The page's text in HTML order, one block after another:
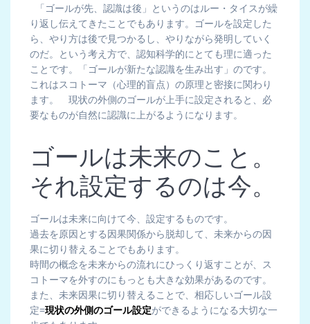
「ゴールが先、認識は後」というのはルー・タイスが繰
り返し伝えてきたことでもあります。ゴールを設定した
ら、やり方は後で見つかるし、やりながら発明していく
のだ。という考え方で、認知科学的にとても理に適った
ことです。「ゴールが新たな認識を生み出す」のです。
これはスコトーマ（心理的盲点）の原理と密接に関わり
ます。 現状の外側のゴールが上手に設定されると、必
要なものが自然に認識に上がるようになります。
ゴールは未来のこと。
それ設定するのは今。
ゴールは未来に向けて今、設定するものです。
過去を原因とする因果関係から脱却して、未来からの因
果に切り替えることでもあります。
時間の概念を未来からの流れにひっくり返すことが、ス
コトーマを外すのにもっとも大きな効果があるのです。
また、未来因果に切り替えることで、相応しいゴール設
定=現状の外側のゴール設定ができるようになる大切な一